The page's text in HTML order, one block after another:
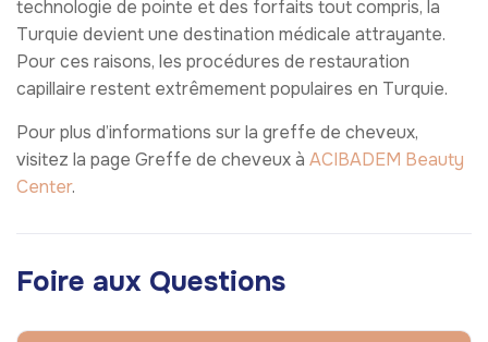
technologie de pointe et des forfaits tout compris, la
Turquie devient une destination médicale attrayante.
Pour ces raisons, les procédures de restauration
capillaire restent extrêmement populaires en Turquie.
Pour plus d’informations sur la greffe de cheveux,
visitez la page Greffe de cheveux à ACIBADEM Beauty
Center.
Foire aux Questions